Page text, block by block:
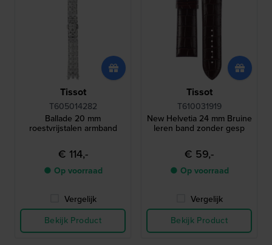
Tissot
T605014282
Ballade 20 mm
roestvrijstalen armband
€ 114,-
● Op voorraad
Vergelijk
Bekijk Product
Tissot
T610031919
New Helvetia 24 mm Bruine
leren band zonder gesp
€ 59,-
● Op voorraad
Vergelijk
Bekijk Product